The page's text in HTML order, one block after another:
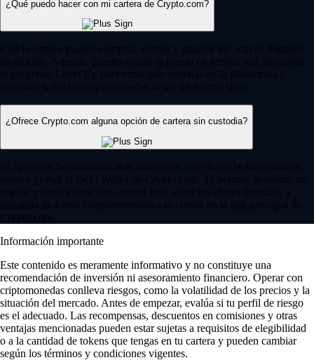
¿Qué puedo hacer con mi cartera de Crypto.com?
Con tu cartera puedes comprar, vender y guardar tus activos digitales
fácilmente. Además, puedes seguir el precio en tiempo real, descubrir
el programa Level Up para conseguir ventajas en la plataforma y
gestionar todas tus criptomonedas desde un mismo sitio.
¿Ofrece Crypto.com alguna opción de cartera sin custodia?
Sí, si buscas herramientas más avanzadas o prefieres la autocustodia,
puedes probar la DeFi Wallet de Crypto.com. Te permite gestionar tus
criptos y otros tokens con control total sobre tus claves privadas, y
funciona de forma complementaria a tu cuenta en la app principal de
Crypto.com.
Información importante
Este contenido es meramente informativo y no constituye una
recomendación de inversión ni asesoramiento financiero. Operar con
criptomonedas conlleva riesgos, como la volatilidad de los precios y la
situación del mercado. Antes de empezar, evalúa si tu perfil de riesgo
es el adecuado. Las recompensas, descuentos en comisiones y otras
ventajas mencionadas pueden estar sujetas a requisitos de elegibilidad
o a la cantidad de tokens que tengas en tu cartera y pueden cambiar
según los términos y condiciones vigentes.